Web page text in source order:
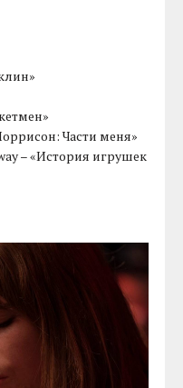
Части меня»
– «История игрушек